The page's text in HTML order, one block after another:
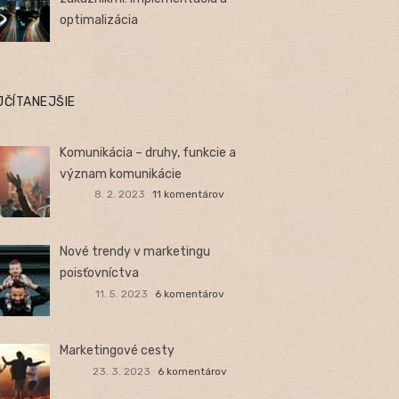
optimalizácia
Komunikácia – druhy, funkcie a
význam komunikácie
8. 2. 2023 11 komentárov
Nové trendy v marketingu
poisťovníctva
11. 5. 2023 6 komentárov
Marketingové cesty
23. 3. 2023 6 komentárov